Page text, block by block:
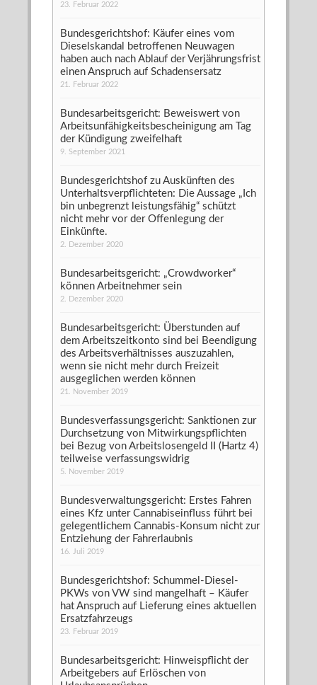
23. Februar 2022
Bundesgerichtshof: Käufer eines vom
Dieselskandal betroffenen Neuwagen
haben auch nach Ablauf der Verjährungsfrist
einen Anspruch auf Schadensersatz
21. Februar 2022
Bundesarbeitsgericht: Beweiswert von
Arbeitsunfähigkeitsbescheinigung am Tag
der Kündigung zweifelhaft
9. September 2021
Bundesgerichtshof zu Auskünften des
Unterhaltsverpflichteten: Die Aussage „Ich
bin unbegrenzt leistungsfähig“ schützt
nicht mehr vor der Offenlegung der
Einkünfte.
2. Dezember 2020
Bundesarbeitsgericht: „Crowdworker“
können Arbeitnehmer sein
2. Dezember 2020
Bundesarbeitsgericht: Überstunden auf
dem Arbeitszeitkonto sind bei Beendigung
des Arbeitsverhältnisses auszuzahlen,
wenn sie nicht mehr durch Freizeit
ausgeglichen werden können
21. November 2019
Bundesverfassungsgericht: Sanktionen zur
Durchsetzung von Mitwirkungspflichten
bei Bezug von Arbeitslosengeld II (Hartz 4)
teilweise verfassungswidrig
5. November 2019
Bundesverwaltungsgericht: Erstes Fahren
eines Kfz unter Cannabiseinfluss führt bei
gelegentlichem Cannabis-Konsum nicht zur
Entziehung der Fahrerlaubnis
16. Juli 2019
Bundesgerichtshof: Schummel-Diesel-
PKWs von VW sind mangelhaft – Käufer
hat Anspruch auf Lieferung eines aktuellen
Ersatzfahrzeugs
23. Februar 2019
Bundesarbeitsgericht: Hinweispflicht der
Arbeitgebers auf Erlöschen von